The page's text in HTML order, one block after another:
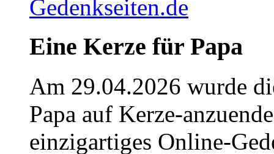
Eine Kerze für Papa
Am 29.04.2026 wurde
Papa auf Kerze-
einzigartiges Online-